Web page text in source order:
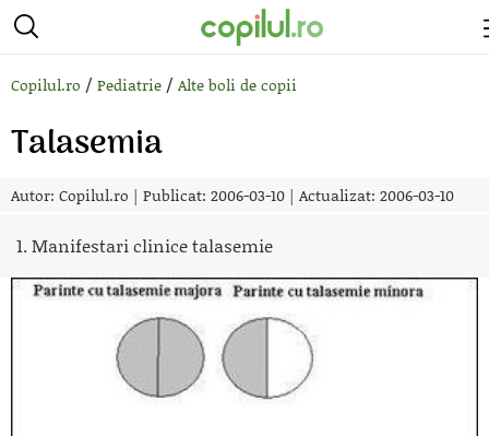
Copilul.ro / Pediatrie / Alte boli de copii
Talasemia
Autor: Copilul.ro | Publicat: 2006-03-10 | Actualizat: 2006-03-10
1. Manifestari clinice talasemie